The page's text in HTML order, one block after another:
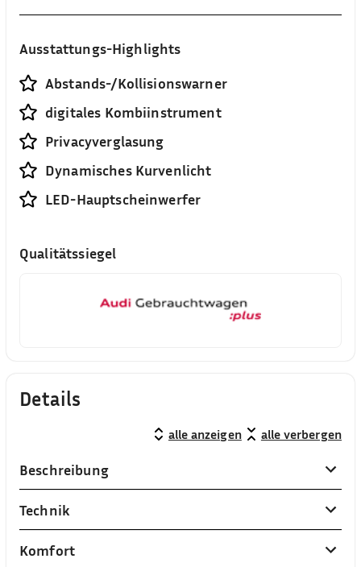
Ausstattungs-Highlights
Abstands-/Kollisionswarner
digitales Kombiinstrument
Privacyverglasung
Dynamisches Kurvenlicht
LED-Hauptscheinwerfer
Qualitätssiegel
Details
alle anzeigen alle verbergen
Beschreibung
Technik
Komfort